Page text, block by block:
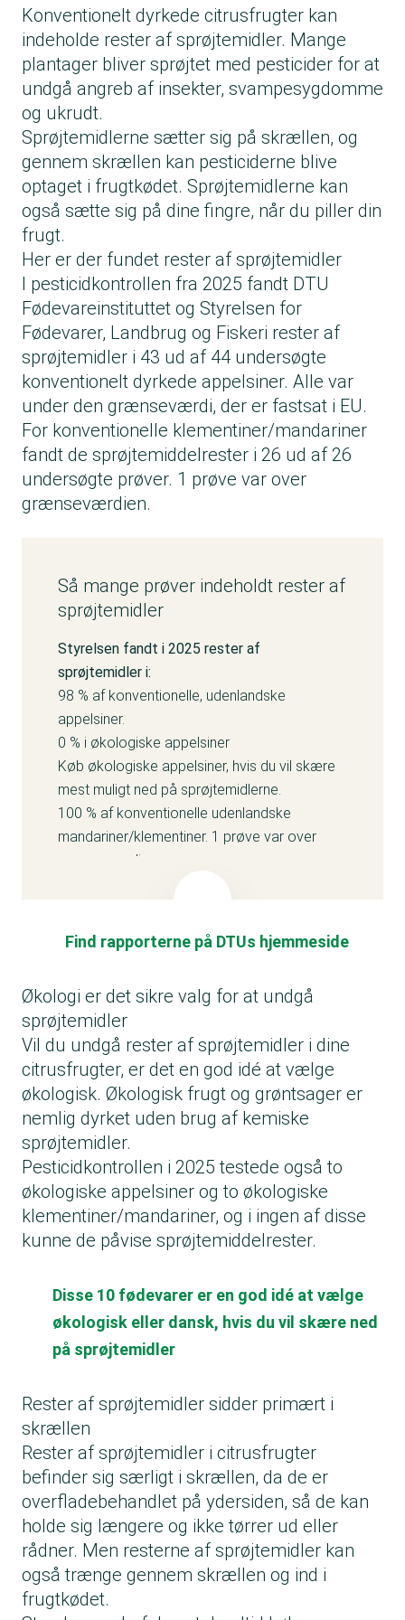
Konventionelt dyrkede citrusfrugter kan
indeholde rester af sprøjtemidler. Mange
plantager bliver sprøjtet med pesticider for at
undgå angreb af insekter, svampesygdomme
og ukrudt.
Sprøjtemidlerne sætter sig på skrællen, og
gennem skrællen kan pesticiderne blive
optaget i frugtkødet. Sprøjtemidlerne kan
også sætte sig på dine fingre, når du piller din
frugt.
Her er der fundet rester af sprøjtemidler
I pesticidkontrollen fra 2025 fandt DTU
Fødevareinstituttet og Styrelsen for
Fødevarer, Landbrug og Fiskeri rester af
sprøjtemidler i 43 ud af 44 undersøgte
konventionelt dyrkede appelsiner. Alle var
under den grænseværdi, der er fastsat i EU.
For konventionelle klementiner/mandariner
fandt de sprøjtemiddelrester i 26 ud af 26
undersøgte prøver. 1 prøve var over
grænseværdien.
Så mange prøver indeholdt rester af
sprøjtemidler
Styrelsen fandt i 2025 rester af
sprøjtemidler i:
98 % af konventionelle, udenlandske
appelsiner.
0 % i økologiske appelsiner
Køb økologiske appelsiner, hvis du vil skære
mest muligt ned på sprøjtemidlerne.
100 % af konventionelle udenlandske
mandariner/klementiner. 1 prøve var over
grænseværdien
du vil skære mest muligt ned på
sprøjtemidlerne.
Find rapporterne på DTUs hjemmeside
Økologi er det sikre valg for at undgå
sprøjtemidler
Vil du undgå rester af sprøjtemidler i dine
citrusfrugter, er det en god idé at vælge
økologisk. Økologisk frugt og grøntsager er
nemlig dyrket uden brug af kemiske
sprøjtemidler.
Pesticidkontrollen i 2025 testede også to
økologiske appelsiner og to økologiske
klementiner/mandariner, og i ingen af disse
kunne de påvise sprøjtemiddelrester.
Disse 10 fødevarer er en god idé at vælge
økologisk eller dansk, hvis du vil skære ned
på sprøjtemidler
Rester af sprøjtemidler sidder primært i
skrællen
Rester af sprøjtemidler i citrusfrugter
befinder sig særligt i skrællen, da de er
overfladebehandlet på ydersiden, så de kan
holde sig længere og ikke tørrer ud eller
rådner. Men resterne af sprøjtemidler kan
også trænge gennem skrællen og ind i
frugtkødet.